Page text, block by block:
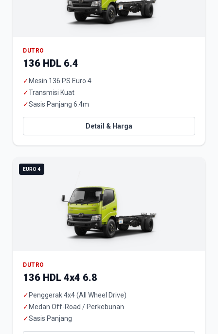
DUTRO
136 HDL 6.4
✓ Mesin 136 PS Euro 4
✓Transmisi Kuat
✓Sasis Panjang 6.4m
Detail & Harga
EURO 4
DUTRO
136 HDL 4x4 6.8
✓ Penggerak 4x4 (All Wheel Drive)
✓ Medan Off-Road / Perkebunan
✓Sasis Panjang